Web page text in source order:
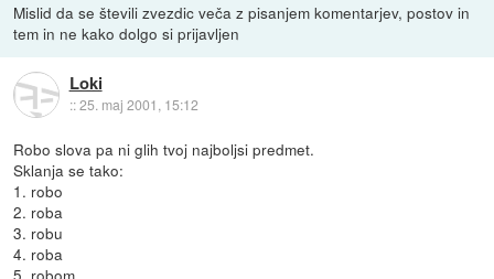
Mislid da se števili zvezdic veča z pisanjem komentarjev, postov in
tem in ne kako dolgo si prijavljen
Loki
::25. maj 2001, 15:12
Robo slova pa ni glih tvoj najboljsi predmet.
Sklanja se tako:
1. robo
2. roba
3. robu
4. roba